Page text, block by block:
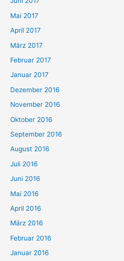
Mai 2017
April 2017
März 2017
Februar 2017
Januar 2017
Dezember 2016
November 2016
Oktober 2016
September 2016
August 2016
Juli 2016
Juni 2016
Mai 2016
April 2016
März 2016
Februar 2016
Januar 2016